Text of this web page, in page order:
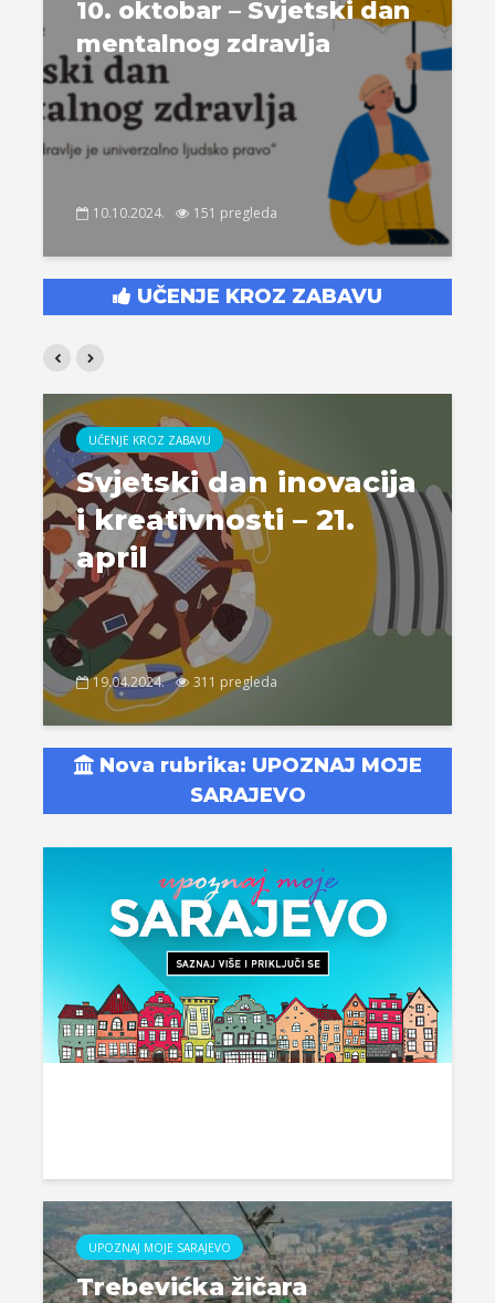
10. oktobar – Svjetski dan
mentalnog zdravlja
10.10.2024. 151 pregleda
UČENJE KROZ ZABAVU
UČENJE KROZ ZABAVU
Svjetski dan inovacija
i kreativnosti – 21.
april
19.04.2024. 311 pregleda
Nova rubrika: UPOZNAJ MOJE
SARAJEVO
UPOZNAJ MOJE SARAJEVO
Trebevićka žičara